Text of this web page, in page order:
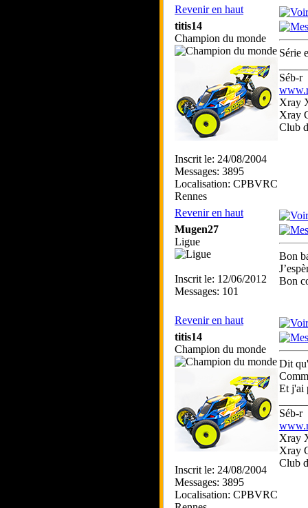
Revenir en haut
titis14
Champion du monde
Inscrit le: 24/08/2004
Messages: 3895
Localisation: CPBVRC
Rennes
Série
Séb-r
Xray
Xray
Club
Revenir en haut
Mugen27
Ligue
Inscrit le: 12/06/2012
Messages: 101
Bon
Bon
Revenir en haut
titis14
Champion du monde
Inscrit le: 24/08/2004
Messages: 3895
Localisation: CPBVRC
Dit
Et j'ai
Séb-r
Xray
Xray
Club